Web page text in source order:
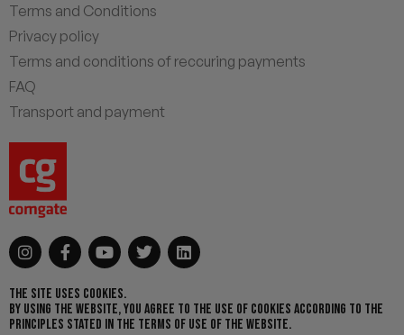
Terms and Conditions
Privacy policy
Terms and conditions of reccuring payments
FAQ
Transport and payment
THE SITE USES COOKIES.
BY USING THE WEBSITE, YOU AGREE TO THE USE OF COOKIES ACCORDING TO THE
PRINCIPLES STATED IN THE TERMS OF USE OF THE WEBSITE.